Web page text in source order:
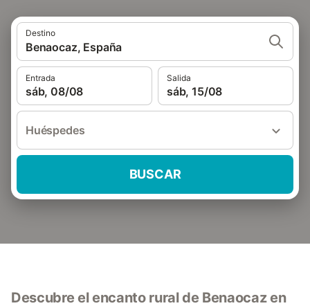
Destino
Benaocaz, España
Entrada
sáb, 08/08
Salida
sáb, 15/08
Huéspedes
BUSCAR
Descubre el encanto rural de Benaocaz en